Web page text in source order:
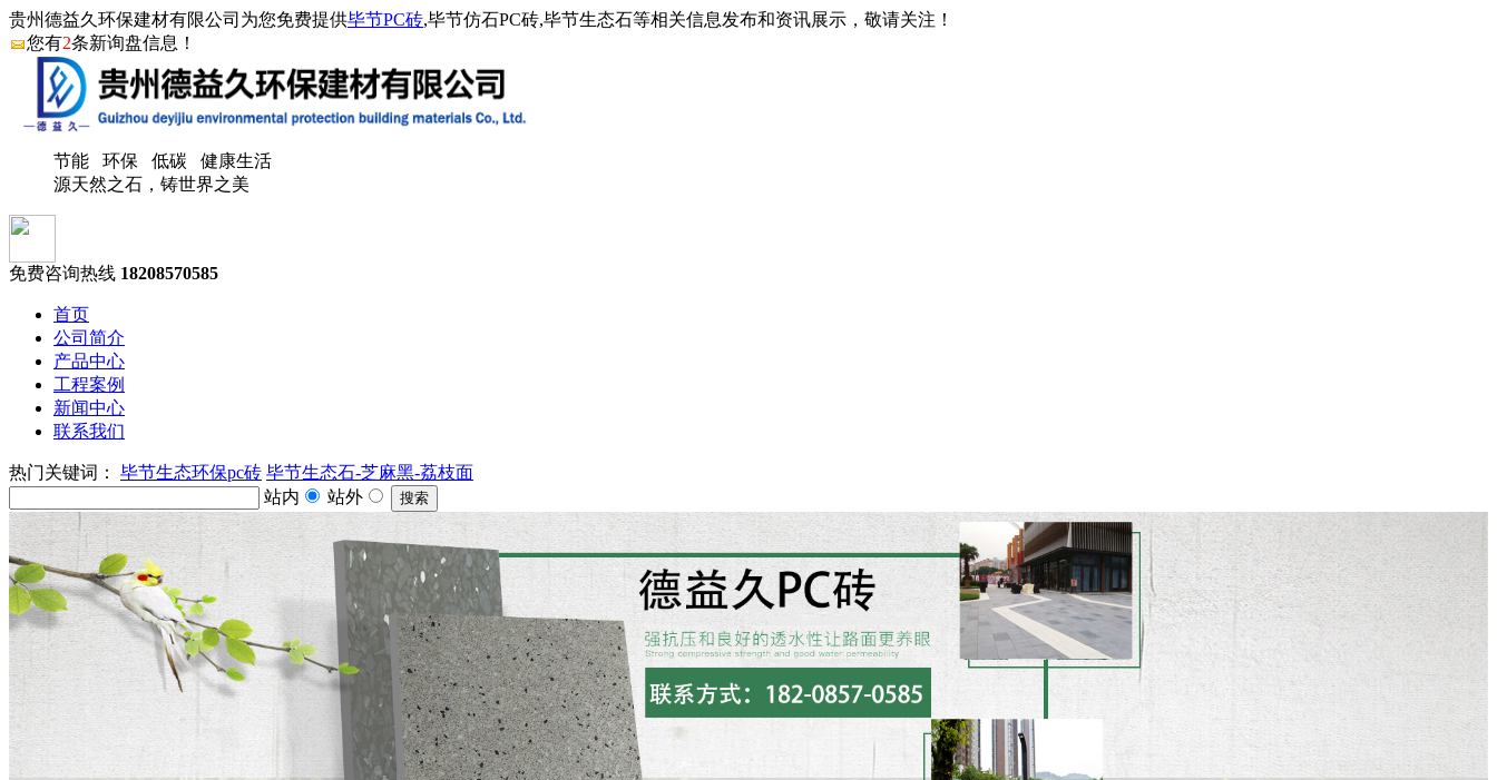
贵州德益久环保建材有限公司为您免费提供毕节PC砖,毕节仿石PC砖,毕节生态石等相关信息发布和资讯展示，敬请关注！
您有2条新询盘信息！
节能 环保 低碳 健康生活
源天然之石，铸世界之美
免费咨询热线 18208570585
首页
公司简介
产品中心
工程案例
新闻中心
联系我们
热门关键词： 毕节生态环保pc砖 毕节生态石-芝麻黑-荔枝面
站内
站外